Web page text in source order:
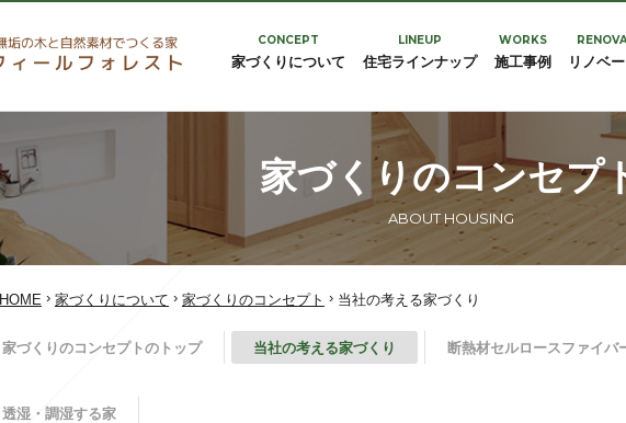
フィールフォレスト
CONCEPT
家づくりについて
LINEUP
住宅ラインナップ
WORKS
施工事例 リノベ
家づくりのコンセプ
ABOUT HOUSING
HOME › 家づくりについて › 家づくりのコンセプト › 当社の考える家づくり
家づくりのコンセプトのトップ 当社の考える家づくり 断熱材セルロースファイバ
透湿・調湿する家